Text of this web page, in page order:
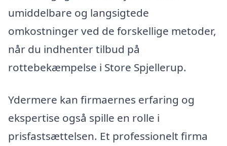
umiddelbare og langsigtede
omkostninger ved de forskellige metoder,
når du indhenter tilbud på
rottebekæmpelse i Store Spjellerup.
Ydermere kan firmaernes erfaring og
ekspertise også spille en rolle i
prisfastsættelsen. Et professionelt firma